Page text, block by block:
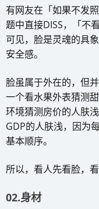
有网友在「如果不发
题中直接DISS，「不
可见，脸是灵魂的具
安全感。
脸虽属于外在的，但
一个看水果外表猜测
环境猜测房价的人肤
GDP的人肤浅，因为
基本顺序。
所以，看人先看脸，看
02.身材